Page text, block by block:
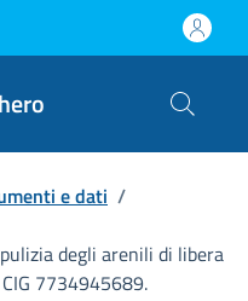
e dati /
degli arenili di libera
7734945689.